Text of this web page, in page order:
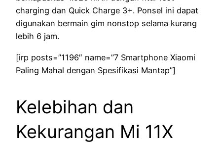
charging dan Quick Charge 3+. Ponsel ini dapat
digunakan bermain gim nonstop selama kurang
lebih 6 jam.
[irp posts=”1196″ name=”7 Smartphone Xiaomi
Paling Mahal dengan Spesifikasi Mantap”]
Kelebihan dan
Kekurangan Mi 11X